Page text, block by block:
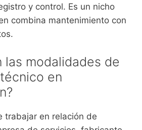
y control. Es un nicho
combina mantenimiento con
las modalidades de
en
trabajar en relación de